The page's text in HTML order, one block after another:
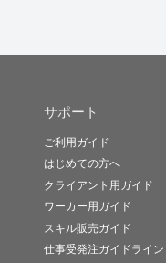
サポート
ご利用ガイド
はじめての方へ
クライアント用ガイド
ワーカー用ガイド
スキル販売ガイド
仕事受発注ガイドライン